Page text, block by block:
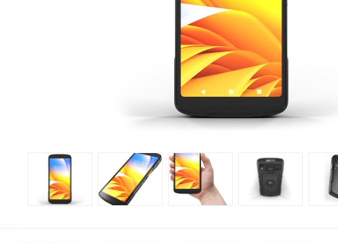
Varningsetiketter
RFID Skrivare
RFID Etiketter
Batteridrivna
arbetsstationer
NB-serien